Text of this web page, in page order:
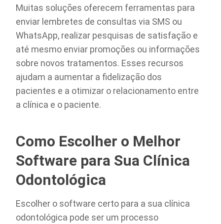
Muitas soluções oferecem ferramentas para
enviar lembretes de consultas via SMS ou
WhatsApp, realizar pesquisas de satisfação e
até mesmo enviar promoções ou informações
sobre novos tratamentos. Esses recursos
ajudam a aumentar a fidelização dos
pacientes e a otimizar o relacionamento entre
a clínica e o paciente.
Como Escolher o Melhor
Software para Sua Clínica
Odontológica
Escolher o software certo para a sua clínica
odontológica pode ser um processo